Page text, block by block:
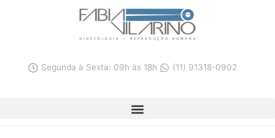
Segunda à Sexta: 09h às 18h
(11) 91318-0902